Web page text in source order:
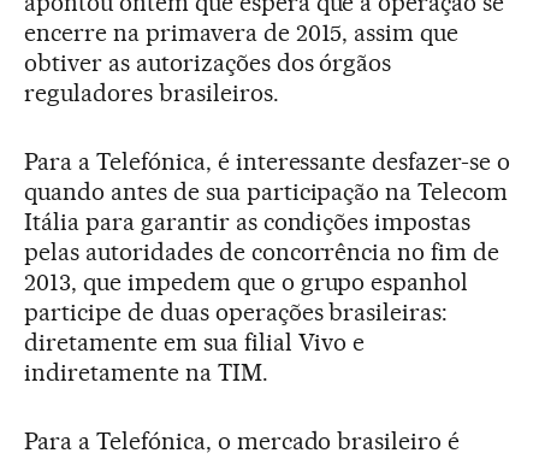
encerre na primavera de 2015, assim que
obtiver as autorizações dos órgãos
reguladores brasileiros.
Para a Telefónica, é interessante desfazer-se o
quando antes de sua participação na Telecom
Itália para garantir as condições impostas
pelas autoridades de concorrência no fim de
2013, que impedem que o grupo espanhol
participe de duas operações brasileiras:
diretamente em sua filial Vivo e
indiretamente na TIM.
Para a Telefónica, o mercado brasileiro é